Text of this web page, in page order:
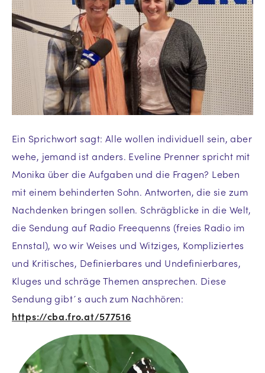
Ein Sprichwort sagt: Alle wollen individuell sein, aber
wehe, jemand ist anders. Eveline Prenner spricht mit
Monika über die Aufgaben und die Fragen? Leben
mit einem behinderten Sohn. Antworten, die sie zum
Nachdenken bringen sollen. Schrägblicke in die Welt,
die Sendung auf Radio Freequenns (freies Radio im
Ennstal), wo wir Weises und Witziges, Kompliziertes
und Kritisches, Definierbares und Undefinierbares,
Kluges und schräge Themen ansprechen. Diese
Sendung gibt´s auch zum Nachhören:
https://cba.fro.at/577516